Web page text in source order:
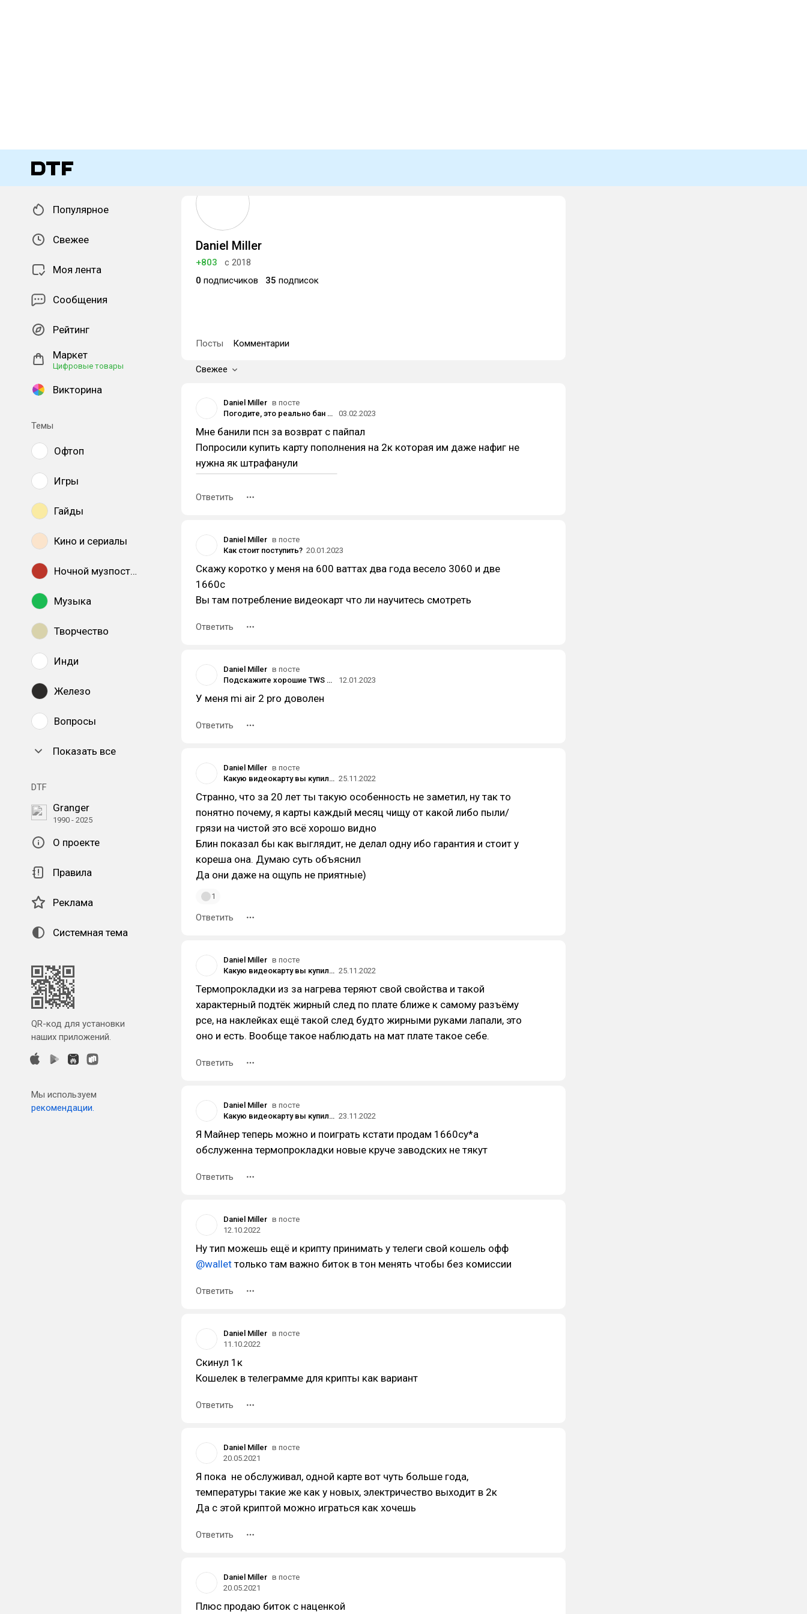
Популярное
Свежее
Моя лента
Сообщения
Рейтинг
Маркет
Цифровые товары
Викторина
Темы
Офтоп
Игры
Гайды
Кино и сериалы
Ночной музпостинг
Музыка
Творчество
Инди
Железо
Вопросы
Показать все
DTF
Granger
1990 - 2025
О проекте
Правила
Реклама
Системная тема
QR-код для установки
наших приложений.
Мы используем
рекомендации.
Daniel Miller
+803
с 2018
0 подписчиков 35 подписок
Посты Комментарии
Свежее
Daniel Miller в посте
Погодите, это реально бан PSN?
03.02.2023
Мне банили псн за возврат с пайпал
Попросили купить карту пополнения на 2к которая им даже нафиг не
нужна як штрафанули
Ответить
Daniel Miller в посте
Как стоит поступить? 20.01.2023
Скажу коротко у меня на 600 ваттах два года весело 3060 и две
1660с
Вы там потребление видеокарт что ли научитесь смотреть
Ответить
Daniel Miller в посте
Подскажите хорошие TWS наушники до 5-6к
12.01.2023
У меня mi air 2 pro доволен
Ответить
Daniel Miller в посте
Какую видеокарту вы купили после смерти майнинга? 25.11.2022
Странно, что за 20 лет ты такую особенность не заметил, ну так то
понятно почему, я карты каждый месяц чищу от какой либо пыли/
грязи на чистой это всё хорошо видно
Блин показал бы как выглядит, не делал одну ибо гарантия и стоит у
кореша она. Думаю суть объяснил
Да они даже на ощупь не приятные)
1
Ответить
Daniel Miller в посте
Какую видеокарту вы купили после смерти майнинга? 25.11.2022
Термопрокладки из за нагрева теряют свой свойства и такой
характерный подтёк жирный след по плате ближе к самому разъёму
pce, на наклейках ещё такой след будто жирными руками лапали, это
оно и есть. Вообще такое наблюдать на мат плате такое себе.
Ответить
Daniel Miller в посте
Какую видеокарту вы купили после смерти майнинга? 23.11.2022
Я Майнер теперь можно и поиграть кстати продам 1660су*а
обслуженна термопрокладки новые круче заводских не тякут
Ответить
Daniel Miller в посте
12.10.2022
Ну тип можешь ещё и крипту принимать у телеги свой кошель офф
@wallet только там важно биток в тон менять чтобы без комиссии
Ответить
Daniel Miller в посте
11.10.2022
Скинул 1к
Кошелек в телеграмме для крипты как вариант
Ответить
Daniel Miller в посте
20.05.2021
Я пока не обслуживал, одной карте вот чуть больше года,
температуры такие же как у новых, электричество выходит в 2к
Да с этой криптой можно играться как хочешь
Ответить
Daniel Miller в посте
20.05.2021
Плюс продаю биток с наценкой